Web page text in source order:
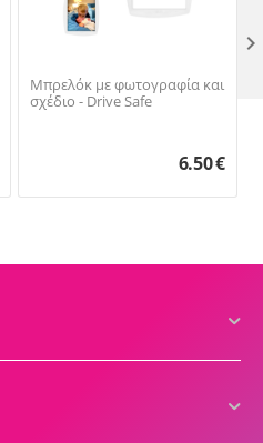
Μπρελόκ με φωτογραφία και
σχέδιο - Drive Safe
6.50€
